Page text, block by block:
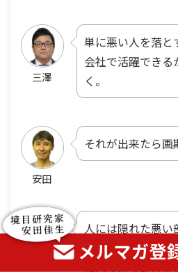
三澤
単に悪い人を落と
会社で活躍できる
く。
安田
それが出来たら画
人には隠れた悪い
れた良い部分もあ